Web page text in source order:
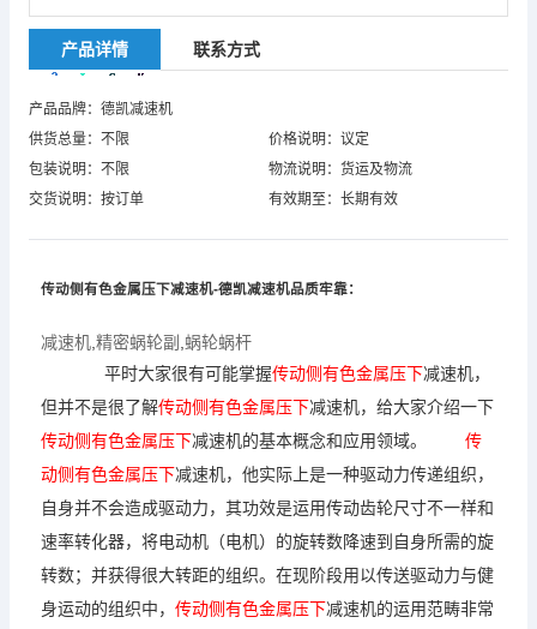
产品详情 联系方式
产品品牌：德凯减速机
供货总量：不限
价格说明：议定
包装说明：不限
物流说明：货运及物流
交货说明：按订单
有效期至：长期有效
传动侧有色金属压下减速机-德凯减速机品质牢靠：
减速机 精密蜗轮副 蜗轮蜗杆
平时大家很有可能掌握传动侧有色金属压下减速机，
但并不是很了解传动侧有色金属压下减速机，给大家介绍一下
传动侧有色金属压下减速机的基本概念和应用领域。 传
动侧有色金属压下减速机，他实际上是一种驱动力传递组织，
自身并不会造成驱动力，其功效是运用传动齿轮尺寸不一样和
速率转化器，将电动机（电机）的旋转数降速到自身所需的旋
转数；并获得很大转距的组织。在现阶段用以传送驱动力与健
身运动的组织中， 传动侧有色金属压下减速机的运用范畴非常